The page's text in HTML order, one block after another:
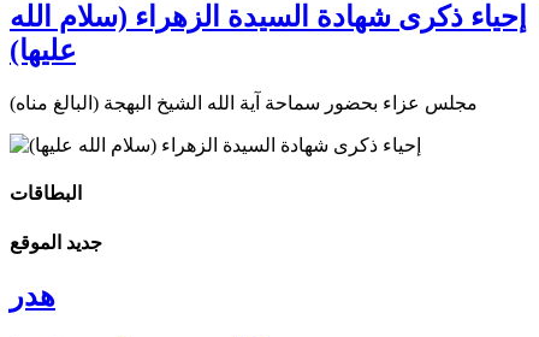
إحياء ذكرى شهادة السيدة الزهراء (سلام الله
عليها)
مجلس عزاء بحضور سماحة آية الله الشيخ البهجة (البالغ مناه)
البطاقات
جديد الموقع
هدر